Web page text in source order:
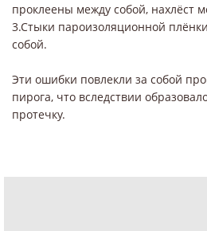
проклеены между собой, нахлёст
3.Стыки пароизоляционной
собой.
Эти ошибки повлекли за собой
пирога, что вследствии
протечку.